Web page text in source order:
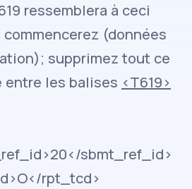
ressemblera à ceci
(données
supprimez tout ce
entre les balises <T619>
sbmt_ref_id>
rpt_tcd>